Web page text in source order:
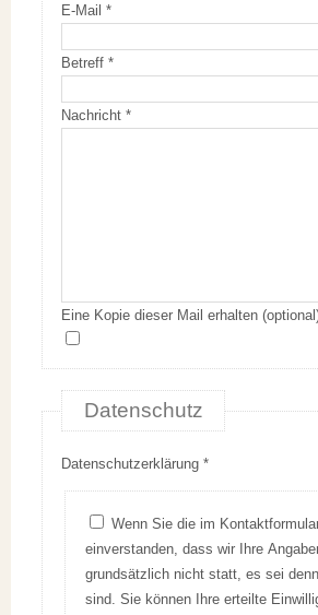
E-Mail *
Betreff *
Nachricht *
Eine Kopie dieser Mail erhalten
Datenschutz
Datenschutzerklärung *
einverstanden, dass wir Ihre
grundsätzlich nicht statt, es sei
sind. Sie können Ihre erteilte